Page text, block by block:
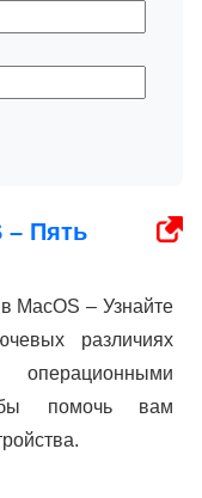
– Пять
MacOS – Узнайте
различиях
помочь вам